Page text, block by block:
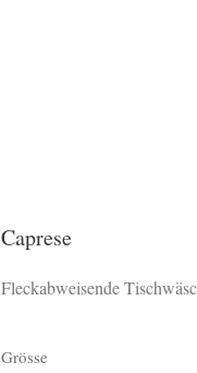
Caprese
Fleckabweisende
Grösse